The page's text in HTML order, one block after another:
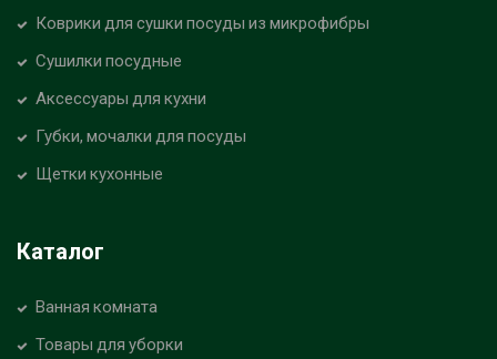
Коврики для сушки посуды из микрофибры
Сушилки посудные
Аксессуары для кухни
Губки, мочалки для посуды
Щетки кухонные
Каталог
Ванная комната
Товары для уборки